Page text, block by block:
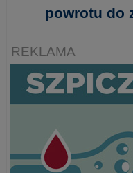
powrotu do
REKLAMA